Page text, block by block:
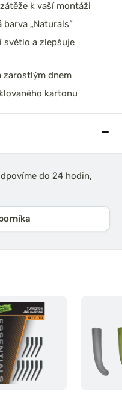
k vaší montáži
„Naturals”
a zlepšuje
zarostlým dnem
kartonu
do 24 hodin,